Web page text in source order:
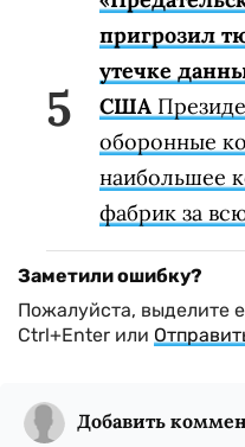
пригрозил
утечке
США
оборонные
наибольшее
фабрик за
Заметили ошибку?
Пожалуйста, выделите
Ctrl+Enter или
Добавить